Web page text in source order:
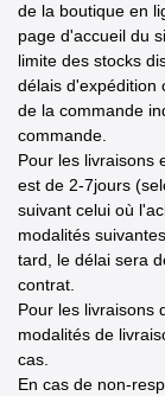
de la boutique en
page d'accueil du
limite des stocks
délais d'expédition
de la commande
commande.
Pour les livraisons
est de 2-7jours
suivant celui où
modalités
tard, le délai sera
contrat.
Pour les livraisons
modalités de
cas.
En cas de non-